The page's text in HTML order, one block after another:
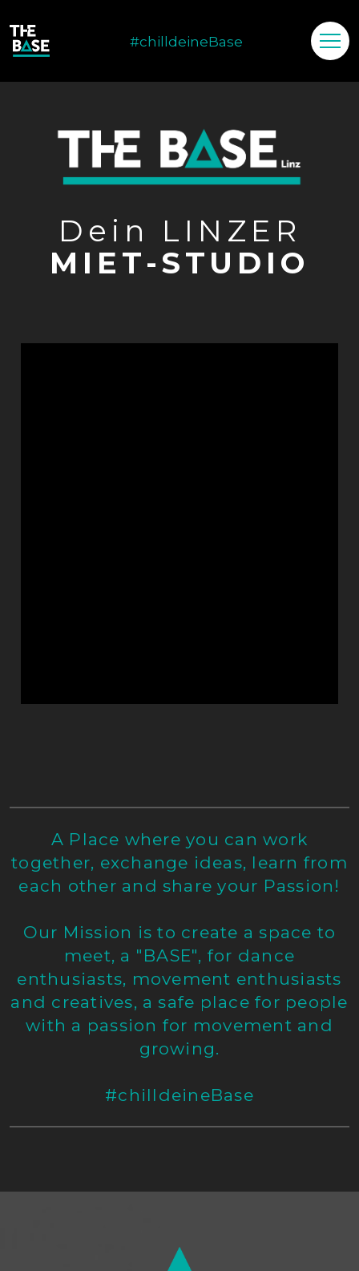
#chilldeineBase
Dein LINZER
MIET-STUDIO
A Place where you can work
together, exchange ideas, learn from
each other and share your Passion!
Our Mission is to create a space to
meet, a "BASE", for dance
enthusiasts, movement enthusiasts
and creatives, a safe place for people
with a passion for movement and
growing.
#chilldeineBase